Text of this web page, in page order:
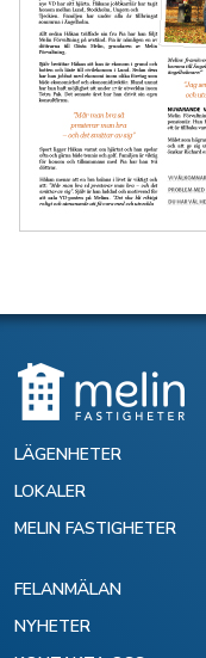
LÄGENHETER
LOKALER
MELIN FASTIGHETER
FELANMÄLAN
NYHETER